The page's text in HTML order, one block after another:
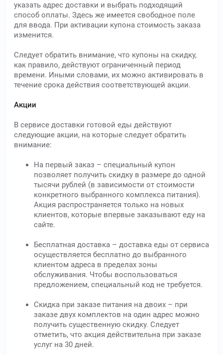
указать адрес доставки и выбрать подходящий
способ оплаты. Здесь же имеется свободное поле
для ввода. При активации купона стоимость заказа
изменится.
Следует обратить внимание, что купоны на скидку,
как правило, действуют ограниченный период
времени. Иными словами, их можно активировать в
течение срока действия соответствующей акции.
Акции
В сервисе доставки готовой еды действуют
следующие акции, на которые следует обратить
внимание:
На первый заказ – специальный купон
позволяет получить скидку в размере до одной
тысячи рублей (в зависимости от стоимости
конкретного выбранного комплекса питания).
Акция распространяется только на новых
клиентов, которые впервые заказывают еду на
сайте.
Бесплатная доставка – доставка еды от сервиса
осуществляется бесплатно до выбранного
клиентом адреса в пределах зоны
обслуживания. Чтобы воспользоваться
предложением, специальный код не требуется.
Скидка при заказе питания на двоих – при
заказе двух комплектов на один адрес можно
получить существенную скидку. Следует
отметить, что акция действительна при заказе
услуг на 30 дней.